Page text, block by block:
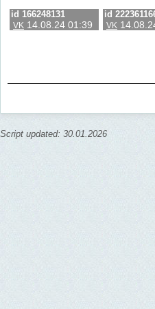
id 166248131
VK 14.08.24 01:39
id
VK
Script updated: 30.01.2026